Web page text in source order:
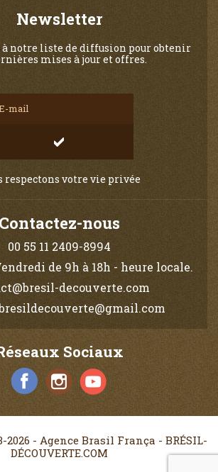
Newsletter
à notre liste de diffusion pour obtenir
mises à jour et offres.
respectons votre vie privée
Contactez-nous
00 55 11 2409-8994
de 9h à 18h - heure locale.
decouverte.com
Sociaux
- Agence Brasil França - BRÉSIL-
DÉCOUVERTE.COM